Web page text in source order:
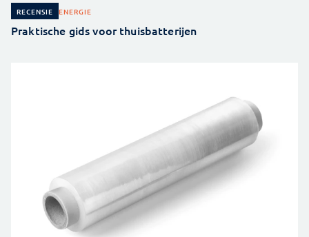
RECENSIE ENERGIE
Praktische gids voor thuisbatterijen